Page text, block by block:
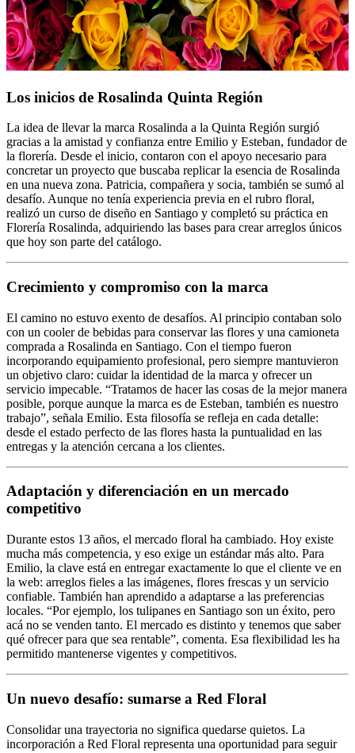
Los inicios de Rosalinda Quinta Región
La idea de llevar la marca Rosalinda a la Quinta Región surgió
gracias a la amistad y confianza entre Emilio y Esteban, fundador de
la florería. Desde el inicio, contaron con el apoyo necesario para
concretar un proyecto que buscaba replicar la esencia de Rosalinda
en una nueva zona. Patricia, compañera y socia, también se sumó al
desafío. Aunque no tenía experiencia previa en el rubro floral,
realizó un curso de diseño en Santiago y completó su práctica en
Florería Rosalinda, adquiriendo las bases para crear arreglos únicos
que hoy son parte del catálogo.
Crecimiento y compromiso con la marca
El camino no estuvo exento de desafíos. Al principio contaban solo
con un cooler de bebidas para conservar las flores y una camioneta
comprada a Rosalinda en Santiago. Con el tiempo fueron
incorporando equipamiento profesional, pero siempre mantuvieron
un objetivo claro: cuidar la identidad de la marca y ofrecer un
servicio impecable. “Tratamos de hacer las cosas de la mejor manera
posible, porque aunque la marca es de Esteban, también es nuestro
trabajo”, señala Emilio. Esta filosofía se refleja en cada detalle:
desde el estado perfecto de las flores hasta la puntualidad en las
entregas y la atención cercana a los clientes.
Adaptación y diferenciación en un mercado
competitivo
Durante estos 13 años, el mercado floral ha cambiado. Hoy existe
mucha más competencia, y eso exige un estándar más alto. Para
Emilio, la clave está en entregar exactamente lo que el cliente ve en
la web: arreglos fieles a las imágenes, flores frescas y un servicio
confiable. También han aprendido a adaptarse a las preferencias
locales. “Por ejemplo, los tulipanes en Santiago son un éxito, pero
acá no se venden tanto. El mercado es distinto y tenemos que saber
qué ofrecer para que sea rentable”, comenta. Esa flexibilidad les ha
permitido mantenerse vigentes y competitivos.
Un nuevo desafío: sumarse a Red Floral
Consolidar una trayectoria no significa quedarse quietos. La
incorporación a Red Floral representa una oportunidad para seguir